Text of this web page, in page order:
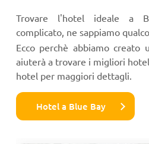
Trovare l'hotel ideale a
complicato, ne sappiamo
Ecco perchè abbiamo creato
aiuterà a trovare i migliori
hotel per maggiori dettagli.
Hotel a Blue Bay